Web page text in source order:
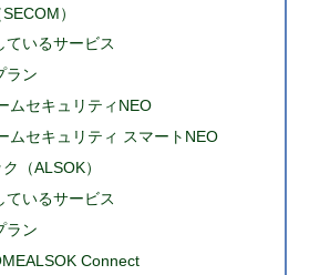
）
ているサービス
ラン
ムセキュリティNEO
ムセキュリティ スマートNEO
（ALSOK）
ているサービス
ラン
Connect